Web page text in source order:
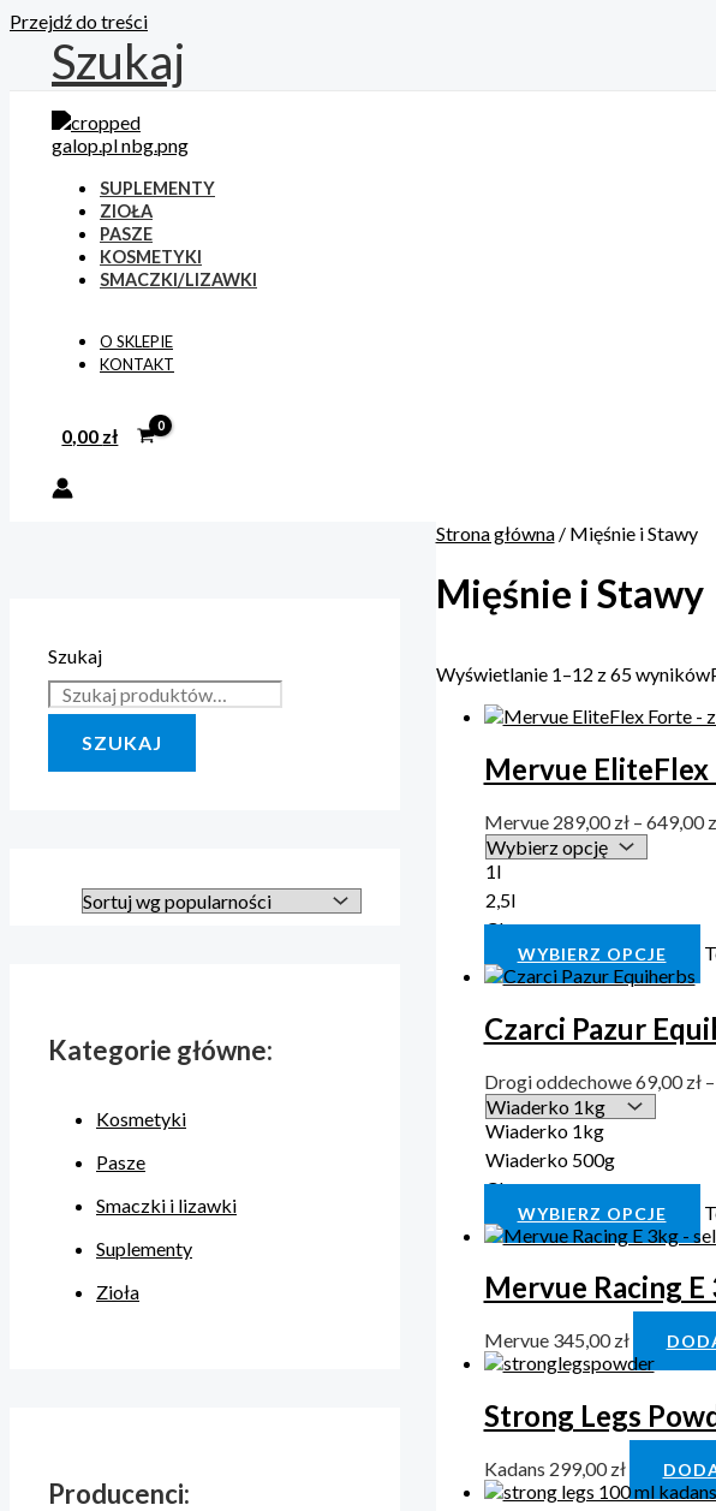
Przejdź do treści
Szukaj
SUPLEMENTY
ZIOŁA
PASZE
KOSMETYKI
SMACZKI/LIZAWKI
O SKLEPIE
KONTAKT
0,00 zł
Szukaj
SZUKAJ
Kategorie główne:
Kosmetyki
Pasze
Smaczki i lizawki
Suplementy
Zioła
Producenci:
Strona główna/ Mięśnie i Stawy
Mięśnie i Stawy
Wyświetlanie 1–12 z 65 wyników
Mervue
Mervue 289,00zł – 649,00
1l
2,5l
Clear
WYBIERZ OPCJE
Czarci Pazur
Drogi oddechowe69,00zł –
Wiaderko 1kg
Wiaderko 500g
Clear
WYBIERZ OPCJE
Mervue Racing
Mervue 345,00zł
Strong Legs
Kadans 299,00zł